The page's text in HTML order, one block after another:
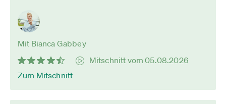
Mit Bianca Gabbey
Mitschnitt vom 05.08.2026
Zum Mitschnitt